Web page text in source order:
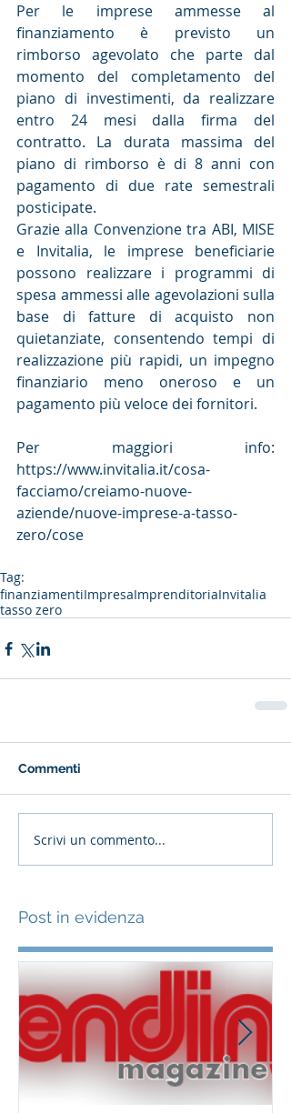
Per le imprese ammesse al
finanziamento è previsto un
rimborso agevolato che parte dal
momento del completamento del
piano di investimenti, da realizzare
entro 24 mesi dalla firma del
contratto. La durata massima del
piano di rimborso è di 8 anni con
pagamento di due rate semestrali
posticipate.
Grazie alla Convenzione tra ABI, MISE
e Invitalia, le imprese beneficiarie
possono realizzare i programmi di
spesa ammessi alle agevolazioni sulla
base di fatture di acquisto non
quietanziate, consentendo tempi di
realizzazione più rapidi, un impegno
finanziario meno oneroso e un
pagamento più veloce dei fornitori.
Per maggiori info:
https://www.invitalia.it/cosa-
facciamo/creiamo-nuove-
aziende/nuove-imprese-a-tasso-
zero/cose
Tag:
finanziamentiImpresaImprenditoriaInvitalia
tasso zero
Commenti
Scrivi un commento...
Post in evidenza